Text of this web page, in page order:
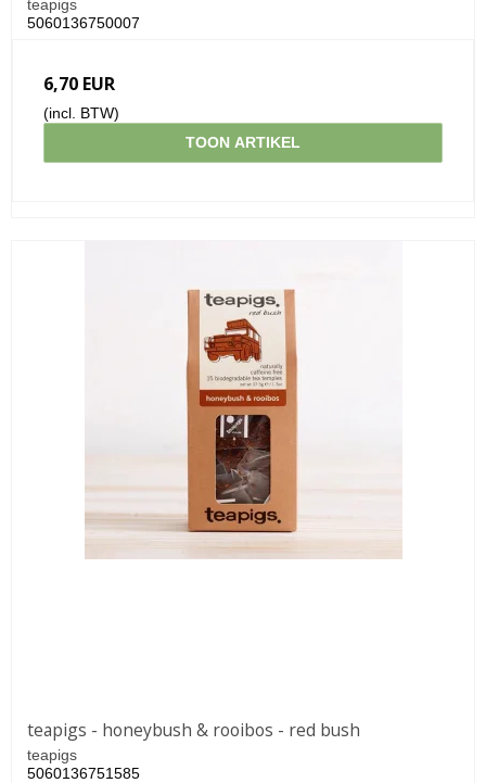
teapigs
5060136750007
6,70 EUR
(incl. BTW)
TOON ARTIKEL
teapigs - honeybush & rooibos - red bush
teapigs
5060136751585